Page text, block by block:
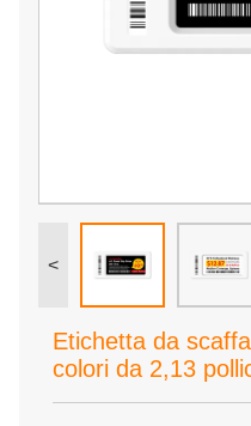
<
Etichetta da
colori da 2,13